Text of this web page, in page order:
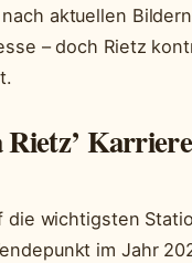
aktuellen
– doch Rietz
die wichtigsten
im Jahr